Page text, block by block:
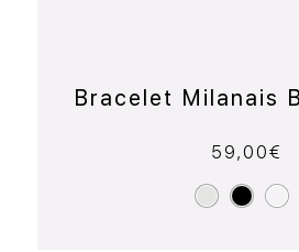
Bracelet Milanais
59,00€